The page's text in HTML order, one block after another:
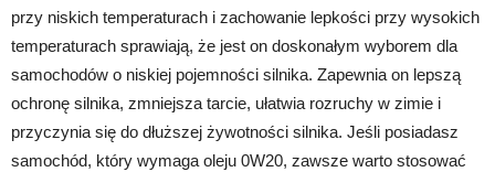
przy niskich temperaturach i zachowanie lepkości przy wysokich
temperaturach sprawiają, że jest on doskonałym wyborem dla
samochodów o niskiej pojemności silnika. Zapewnia on lepszą
ochronę silnika, zmniejsza tarcie, ułatwia rozruchy w zimie i
przyczynia się do dłuższej żywotności silnika. Jeśli posiadasz
samochód, który wymaga oleju 0W20, zawsze warto stosować